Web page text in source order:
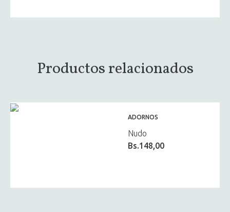
Productos relacionados
ADORNOS
Nudo
Bs.148,00